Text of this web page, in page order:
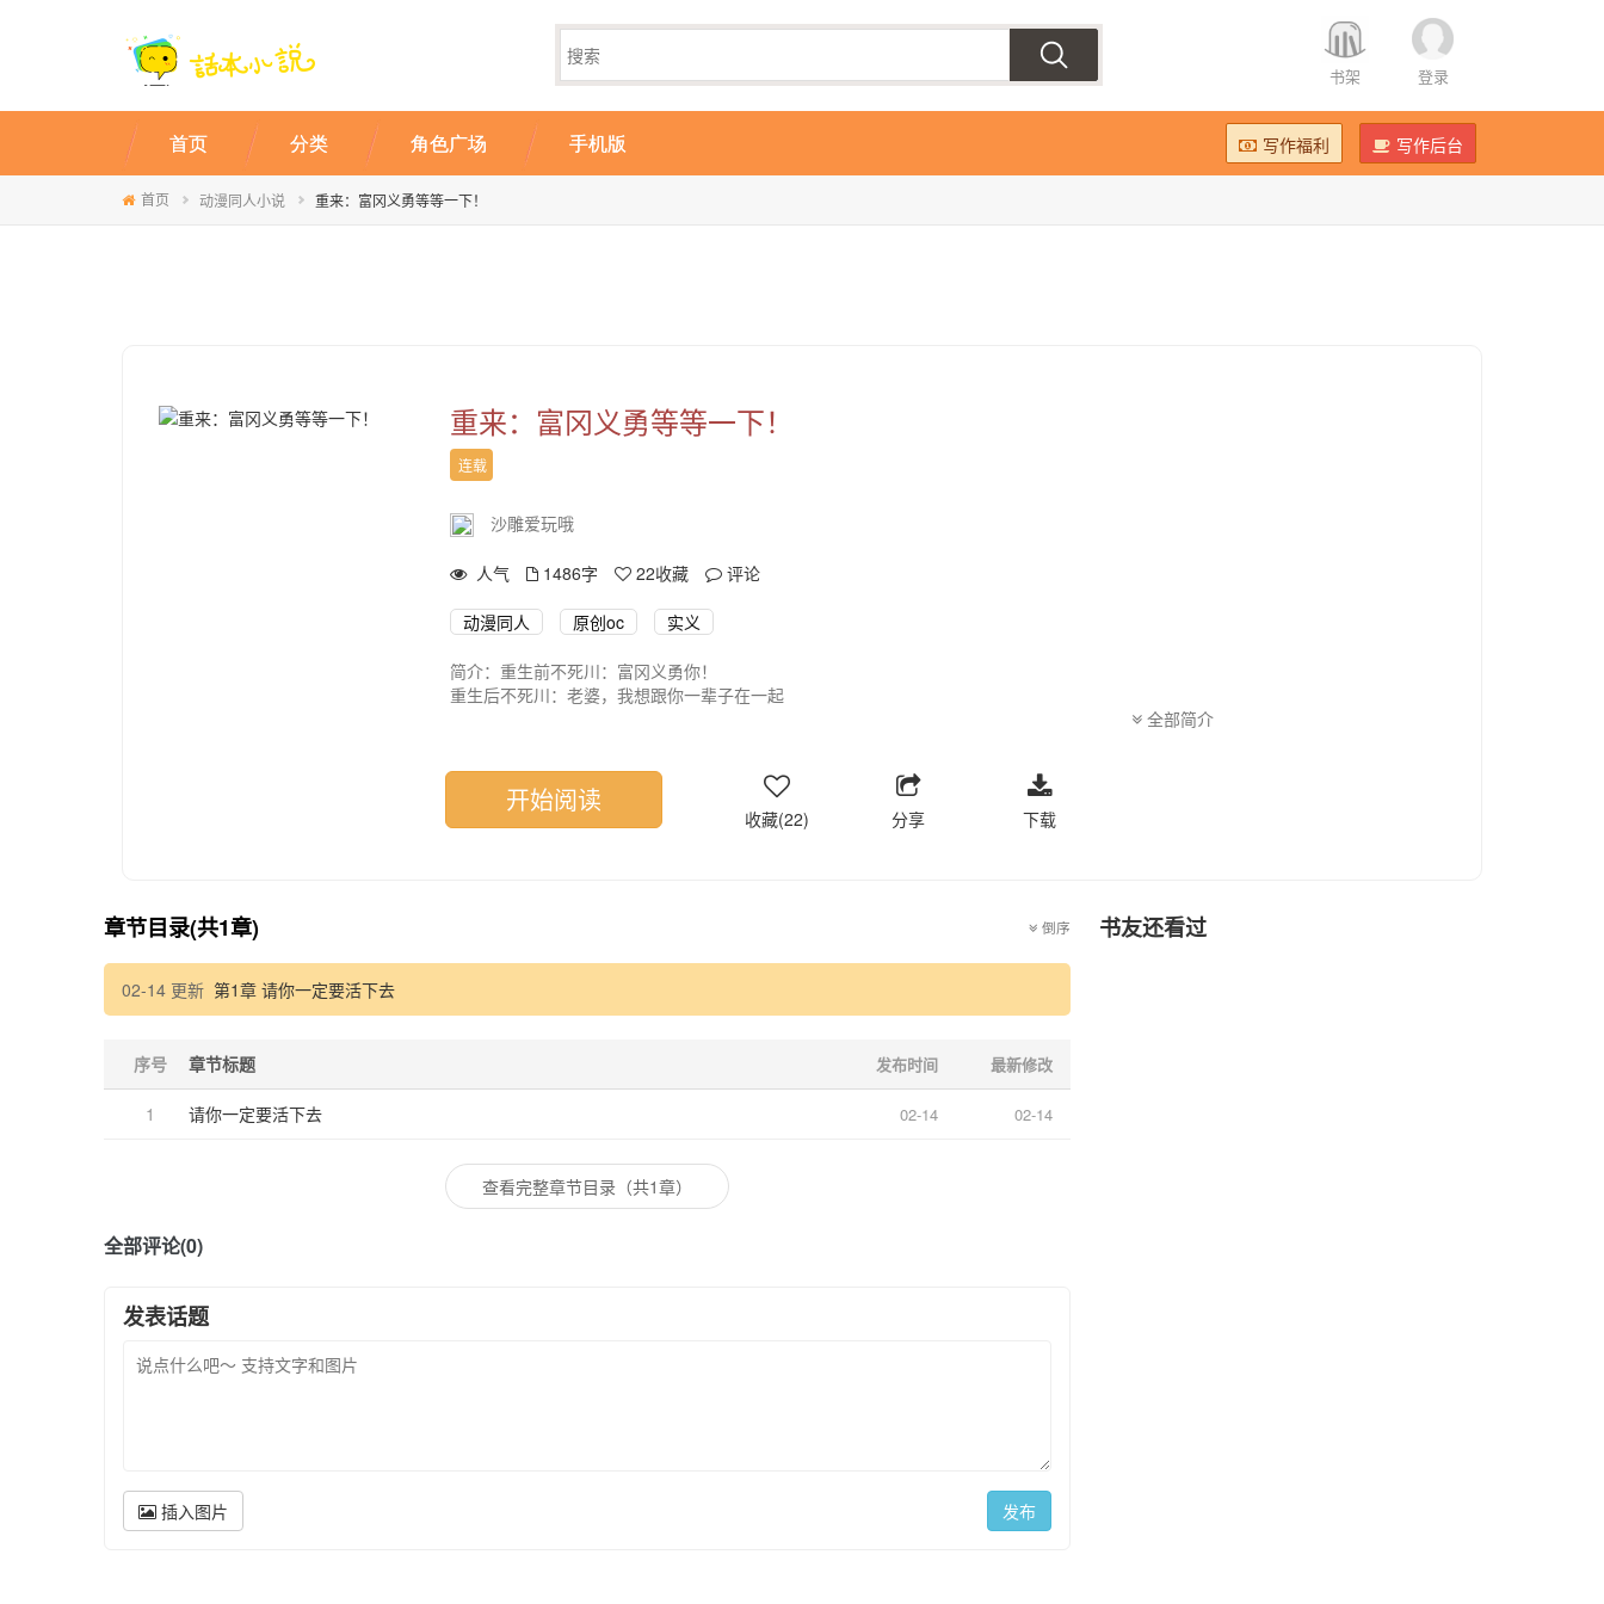
书架 登录
写作福利 写作后台
首页 分类 角色广场 手机版
首页 动漫同人小说 重来：富冈义勇等等一下！
重来：富冈义勇等等一下！
连载
沙雕爱玩哦
人气 1486字 22收藏 评论
动漫同人 原创oc 实义
简介：重生前不死川：富冈义勇你！
重生后不死川：老婆，我想跟你一辈子在一起
还有一些副CP，互动可能比较少，有点不擅长写太多，不怎么太了解日本那些起名字的，名字不用管那
主CP：实义
副CP：蛇恋，善弥，炭香，峡宿（望河雾峡X埃格宿秋）等
全部简介
开始阅读
收藏(22) 分享 下载
章节目录(共1章) 倒序
02-14 更新 第1章 请你一定要活下去
序号 章节标题 发布时间 最新修改
1 请你一定要活下去 02-14 02-14
查看完整章节目录（共1章）
全部评论(0)
发表话题
插入图片 发布
书友还看过